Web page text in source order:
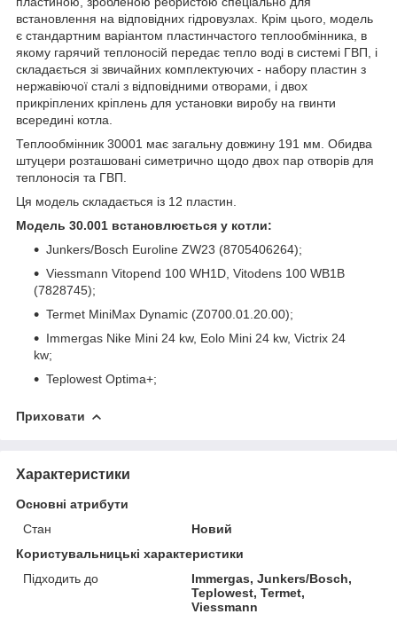
встановлення на відповідних гідровузлах. Крім цього, модель
є стандартним варіантом пластинчастого теплообмінника, в
якому гарячий теплоносій передає тепло воді в системі ГВП, і
складається зі звичайних комплектуючих - набору пластин з
нержавіючої сталі з відповідними отворами, і двох
прикріплених кріплень для установки виробу на гвинти
всередині котла.
Теплообмінник 30001 має загальну довжину 191 мм. Обидва
штуцери розташовані симетрично щодо двох пар отворів для
теплоносія та ГВП.
Ця модель складається із 12 пластин.
Модель 30.001 встановлюється у котли:
Junkers/Bosch Euroline ZW23 (8705406264);
Viessmann Vitopend 100 WH1D, Vitodens 100 WB1B
(7828745);
Termet MiniMax Dynamic (Z0700.01.20.00);
Immergas Nike Mini 24 kw, Eolo Mini 24 kw, Victrix 24
kw;
Teplowest Optima+;
Приховати
Характеристики
Основні атрибути
Стан
Новий
Користувальницькі характеристики
Підходить до
Immergas, Junkers/Bosch,
Teplowest, Termet,
Viessmann